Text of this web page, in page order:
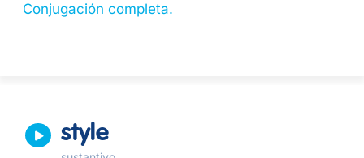
Conjugación completa.
style